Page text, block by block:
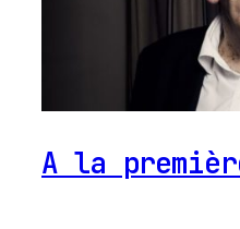
A la